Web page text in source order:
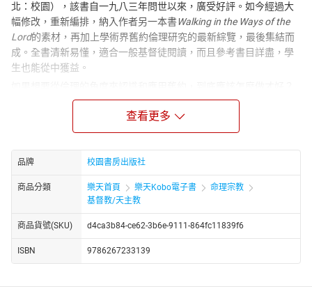
北：校園），該書自一九八三年問世以來，廣受好評。如今經過大
幅修改，重新編排，納入作者另一本書Walking in the Ways of the
Lord的素材，再加上學術界舊約倫理研究的最新綜覽，最後集結而
成。全書清新易懂，適合一般基督徒閱讀，而且參考書目詳盡，學
生也能從中獲益。
若是直接栽入經文之中，尋找與倫理議題相關的經文，往往會犯上
抽離歷史、文學、文化脈絡的危險。而且舊約的時空文化，跟我們
大不相同，遇到難解之處時，又該如何是好？究竟要怎麼做，才能
讓舊約聖經針對今日的倫理議題發出聲音呢？
本書的作者萊特，這位重量級的福音派舊約神學家、倫理學者，提
供我們一個令人振奮的新方法──進入舊約所表達的宏大敘事之中，
發現整個故事對我們的倫理意義。透過神學、社會和經濟的倫理三
角架構，他先幫助今日的讀者把自己擺在以色列的位置上，探究這
群子民如何認知、體驗他們與上帝的關係，以及這樣的體驗如何影
響了他們的倫理觀念和實際生活。然後，再帶著當代人所關心的倫
個人自處之道，都能從整本舊約聖經中得到嶄新和寬廣的洞見。
查看更多
品牌 校園書房出版社
商品分類 樂天首頁 樂天Kobo電子書
命理宗教
基督教/天主教
商品貨號(SKU) d4ca3b84-ce62-3b6e-9111-864fc11839f6
ISBN 9786267233139